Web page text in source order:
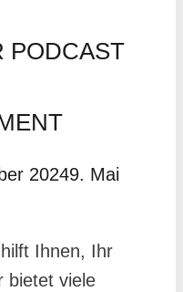
PODCAST
20249. Mai
Ihnen, Ihr
bietet viele